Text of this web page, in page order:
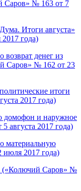
Саров» № 163 от 7
Итоги августа»
года)
денег из
Саров» № 162 от 23
итоги
2017 года)
домофон и наружное
августа 2017 года)
материальную
2017 года)
Саров» №